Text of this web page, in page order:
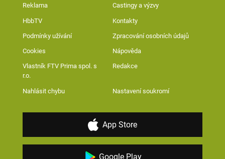
Reklama Castingy a výzvy
HbbTV Kontakty
Podmínky užívání Zpracování osobních údajů
Cookies Nápověda
Vlastník FTV Prima spol. s
r.o.
Redakce
Nahlásit chybu Nastavení soukromí
App Store
Google Play